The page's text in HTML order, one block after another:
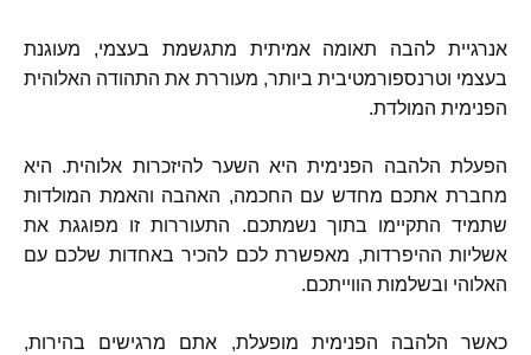
אנרגיית להבה תאומה אמיתית מתגשמת בעצמי, מעוגנת
בעצמי וטרנספורמטיבית ביותר, מעוררת את התהודה האלוהית
הפנימית המולדת.
הפעלת הלהבה הפנימית היא השער להיזכרות אלוהית. היא
מחברת אתכם מחדש עם החכמה, האהבה והאמת המולדות
שתמיד התקיימו בתוך נשמתכם. התעוררות זו מפוגגת את
אשליות ההיפרדות, מאפשרת לכם להכיר באחדות שלכם עם
האלוהי ובשלמות הווייתכם.
כאשר הלהבה הפנימית מופעלת, אתם מרגישים בהירות,